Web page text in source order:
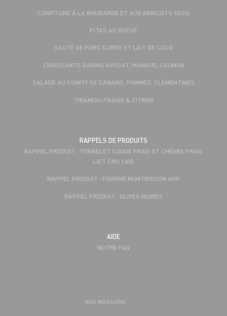
CONFITURE À LA RHUBARBE ET AUX ABRICOTS SECS
PITAS AU BOEUF
SAUTÉ DE PORC CURRY ET LAIT DE COCO
CROISSANTS GARNIS AVOCAT, MANGUE, SAUMON
SALADE AU CONFIT DE CANARD, POMMES, CLÉMENTINES
TIRAMISU FRAISE & CITRON
RAPPELS DE PRODUITS
RAPPEL PRODUIT : TONNELET COQUE FRAIS ET CHÈVRE FRAIS
LAIT CRU 140G
RAPPEL PRODUIT : FOURME MONTBRISON AOP
RAPPEL PRODUIT : OLIVES NOIRES
AIDE
NOTRE FAQ
NOS MAGASINS